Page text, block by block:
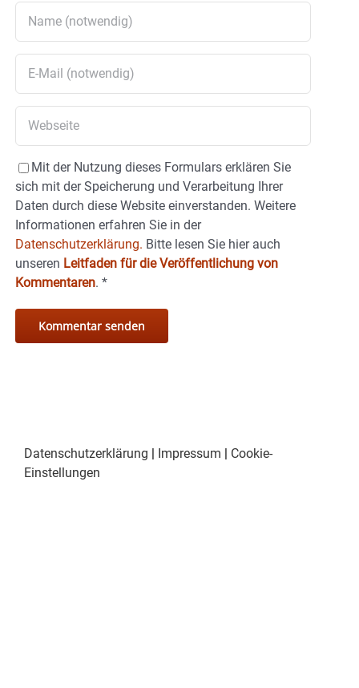
Mit der Nutzung dieses Formulars erklären Sie
sich mit der Speicherung und Verarbeitung Ihrer
Daten durch diese Website einverstanden. Weitere
Informationen erfahren Sie in der
Datenschutzerklärung. Bitte lesen Sie hier auch
unseren Leitfaden für die Veröffentlichung von
Kommentaren. *
Datenschutzerklärung | Impressum | Cookie-
Einstellungen